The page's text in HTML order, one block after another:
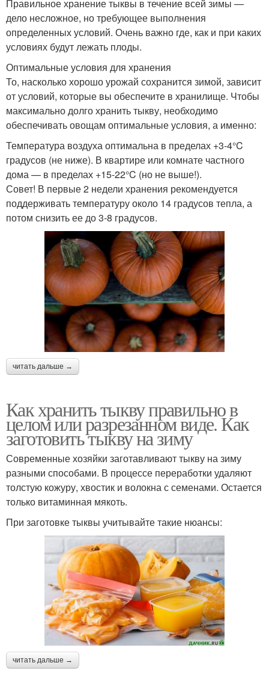
Правильное хранение тыквы в течение всей зимы —
дело несложное, но требующее выполнения
определенных условий. Очень важно где, как и при каких
условиях будут лежать плоды.
Оптимальные условия для хранения
То, насколько хорошо урожай сохранится зимой, зависит
от условий, которые вы обеспечите в хранилище. Чтобы
максимально долго хранить тыкву, необходимо
обеспечивать овощам оптимальные условия, а именно:
Температура воздуха оптимальна в пределах +3-4°C
градусов (не ниже). В квартире или комнате частного
дома — в пределах +15-22°C (но не выше!).
Совет! В первые 2 недели хранения рекомендуется
поддерживать температуру около 14 градусов тепла, а
потом снизить ее до 3-8 градусов.
читать дальше →
Как хранить тыкву правильно в
целом или разрезанном виде. Как
заготовить тыкву на зиму
Современные хозяйки заготавливают тыкву на зиму
разными способами. В процессе переработки удаляют
толстую кожуру, хвостик и волокна с семенами. Остается
только витаминная мякоть.
При заготовке тыквы учитывайте такие нюансы:
читать дальше →